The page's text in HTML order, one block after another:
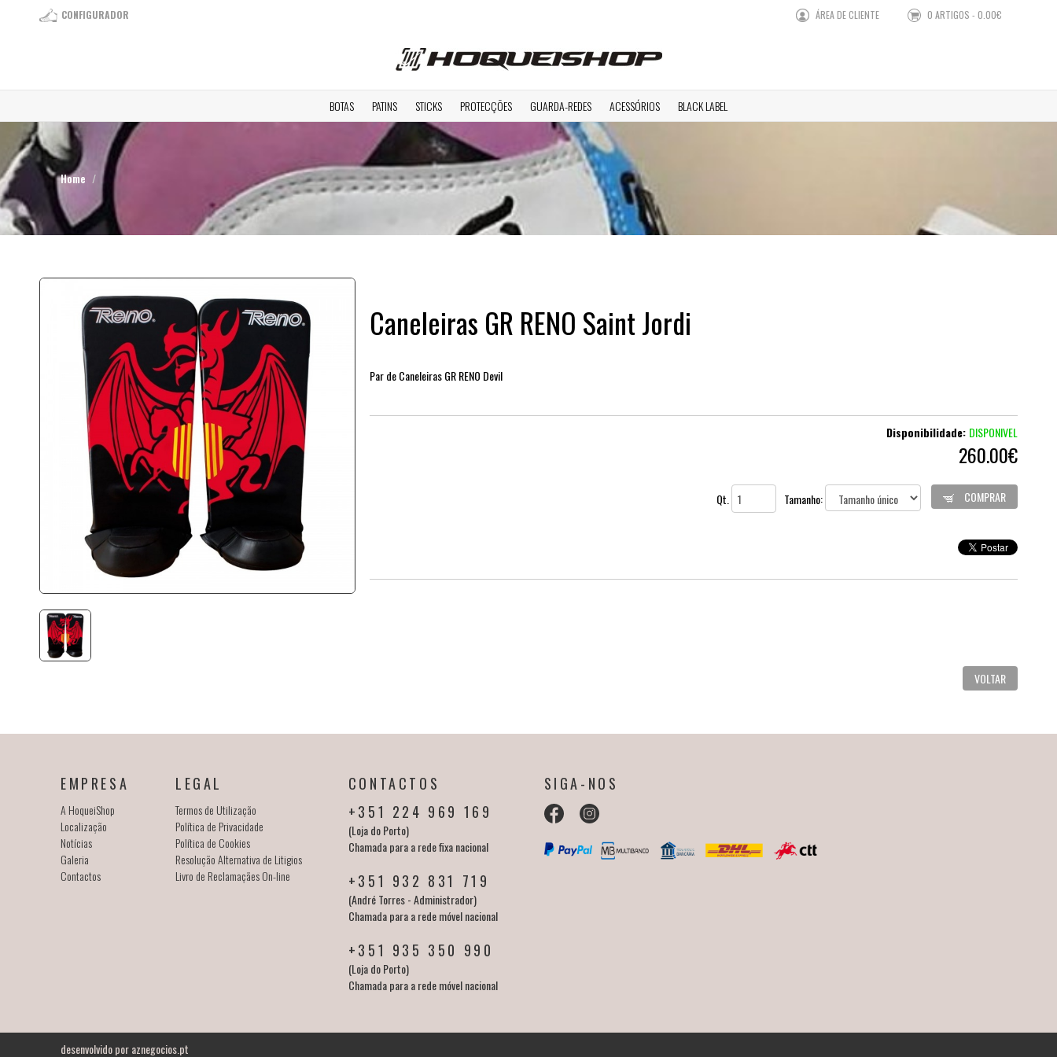
CONFIGURADOR ÁREA DE CLIENTE 0 ARTIGOS - 0.00€
BOTAS PATINS STICKS PROTECÇÕES GUARDA-REDES ACESSÓRIOS BLACK LABEL
Home
Caneleiras GR RENO Saint Jordi
Par de Caneleiras GR RENO Devil
Disponibilidade: DISPONIVEL
260.00€
Qt. Tamanho: COMPRAR
VOLTAR
EMPRESA
A HoqueiShop
Localização
Notícias
Galeria
Contactos
LEGAL
Termos de Utilização
Política de Privacidade
Política de Cookies
Resolução Alternativa de Litigios
Livro de Reclamaçães On-line
CONTACTOS
+351 224 969 169
(Loja do Porto)
Chamada para a rede fixa nacional
+351 932 831 719
(André Torres - Administrador)
Chamada para a rede móvel nacional
+351 935 350 990
(Loja do Porto)
Chamada para a rede móvel nacional
SIGA-NOS
desenvolvido poraznegocios.pt